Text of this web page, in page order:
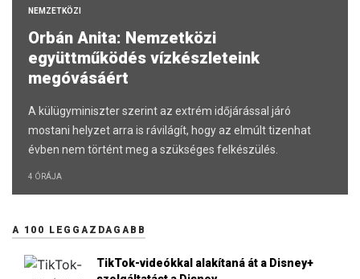
NEMZETKÖZI
Orbán Anita: Nemzetközi
együttműködés vízkészleteink
megóvásáért
A külügyminiszter szerint az extrém időjárással járó
mostani helyzet arra is rávilágít, hogy az elmúlt tizenhat
évben nem történt meg a szükséges felkészülés.
4 ÓRÁJA
A 100 LEGGAZDAGABB
TikTok-videókkal alakítaná át a Disney+